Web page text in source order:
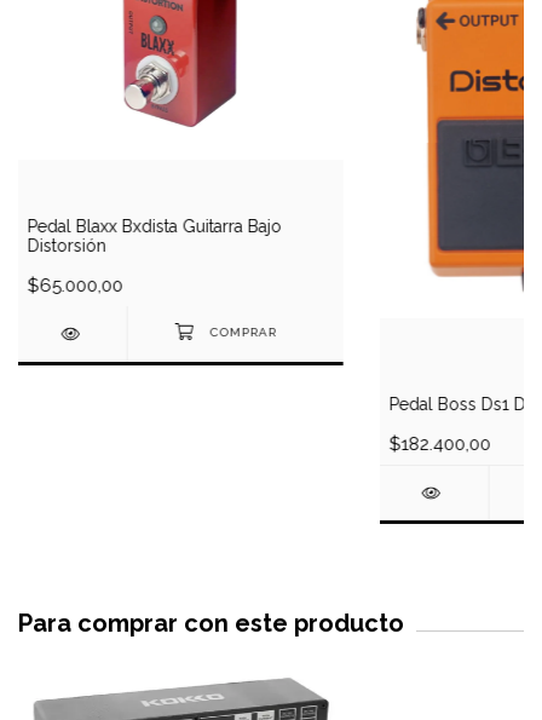
Pedal Blaxx Bxdista Guitarra Bajo
Distorsión
$65.000,00
Pedal Boss Ds1
$182.400,00
Para comprar con este producto